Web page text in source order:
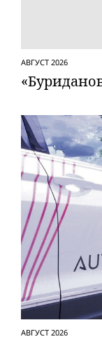
АВГУСТ 2026
АВГУСТ 2026